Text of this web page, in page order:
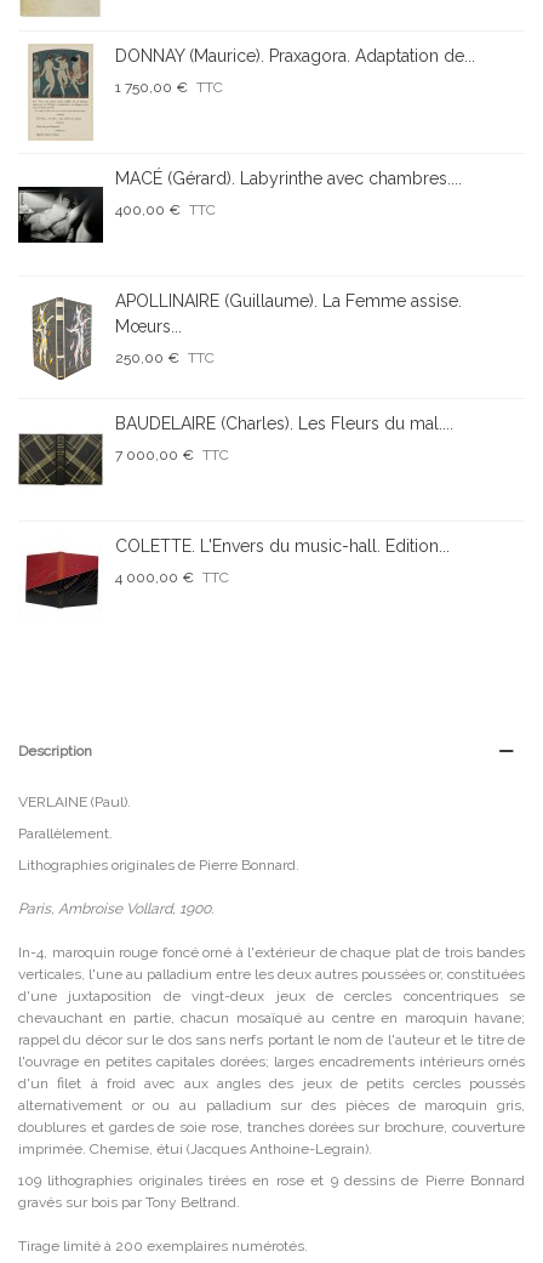
DONNAY (Maurice). Praxagora. Adaptation de...
1 750,00 € TTC
MACÉ (Gérard). Labyrinthe avec chambres....
400,00 € TTC
APOLLINAIRE (Guillaume). La Femme assise.
Mœurs...
250,00 € TTC
BAUDELAIRE (Charles). Les Fleurs du mal....
7 000,00 € TTC
COLETTE. L'Envers du music-hall. Edition...
4 000,00 € TTC
Description
VERLAINE (Paul).
Parallèlement.
Lithographies originales de Pierre Bonnard.
Paris, Ambroise Vollard, 1900.
In-4, maroquin rouge foncé orné à l'extérieur de chaque plat de trois bandes
verticales, l'une au palladium entre les deux autres poussées or, constituées
d'une juxtaposition de vingt-deux jeux de cercles concentriques se
chevauchant en partie, chacun mosaïqué au centre en maroquin havane;
rappel du décor sur le dos sans nerfs portant le nom de l'auteur et le titre de
l'ouvrage en petites capitales dorées; larges encadrements intérieurs ornés
d'un filet à froid avec aux angles des jeux de petits cercles poussés
alternativement or ou au palladium sur des pièces de maroquin gris,
doublures et gardes de soie rose, tranches dorées sur brochure, couverture
imprimée. Chemise, étui (Jacques Anthoine-Legrain).
109 lithographies originales tirées en rose et 9 dessins de Pierre Bonnard
gravés sur bois par Tony Beltrand.
Tirage limité à 200 exemplaires numérotés.